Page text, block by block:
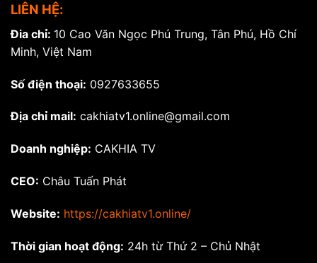
LIÊN HỆ:
Đia chỉ: 10 Cao Văn Ngọc Phú Trung, Tân Phú, Hồ Chí
Minh, Việt Nam
Số điện thoại: 0927633655
Địa chỉ mail: cakhiatv1.online@gmail.com
Doanh nghiệp: CAKHIA TV
CEO: Châu Tuấn Phát
Website: https://cakhiatv1.online/
Thời gian hoạt động: 24h từ Thứ 2 – Chủ Nhật